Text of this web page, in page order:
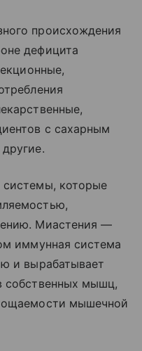
происхождения
дефицита
с сахарным
системы, которые
Миастения —
иммунная система
и вырабатывает
собственных мышц,
мышечной